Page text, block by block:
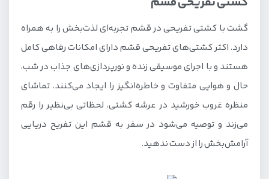
گشت با کشتی تفریحی در قشم تجربه‌ای لذت‌بخش را به همراه
دارد. اکثر کشتی‌های تفریحی قشم دارای امکانات رفاهی کامل
هستند و با اجرای موسیقی زنده و نورپردازی‌های جذاب در شب،
حال و هوایی متفاوت و خاطره‌انگیز را ایجاد می‌کنند. تماشای
منظره غروب خورشید در عرشه کشتی، لحظاتی بی‌نظیر را رقم
می‌زند و توصیه می‌شود در سفر به قشم این تفریح دریایی
آرامش‌بخش را از دست ندهید.